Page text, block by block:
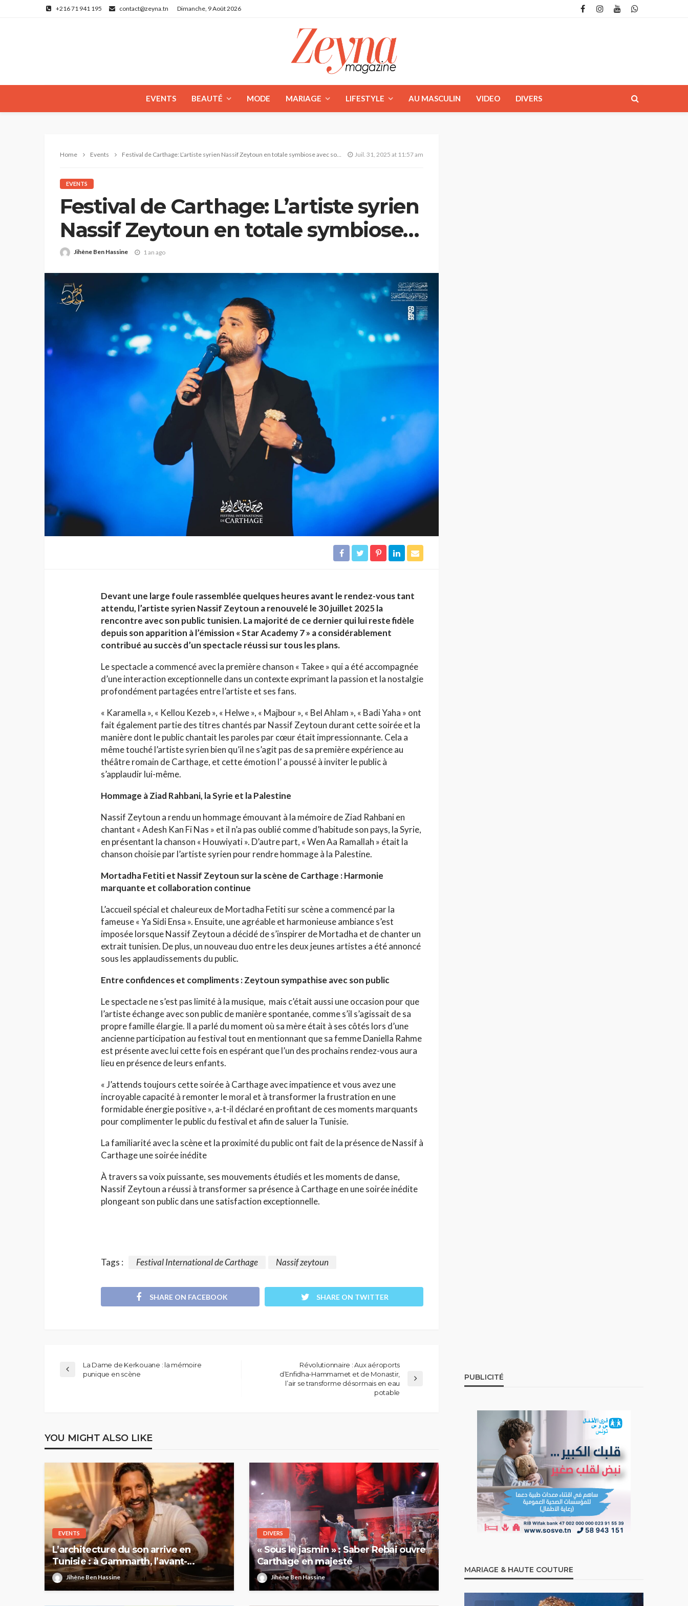
+216 71 941 195 contact@zeyna.tn Dimanche, 9 Août 2026
EVENTS BEAUTÉ MODE MARIAGE LIFESTYLE AU MASCULIN VIDEO DIVERS
Home Events Festival de Carthage: L’artiste syrien Nassif Zeytoun en totale symbiose avec son public Juil. 31, 2025 at 11:57 am
EVENTS
Festival de Carthage: L’artiste syrien
Nassif Zeytoun en totale symbiose
avec son public
Jihène Ben Hassine 1 an ago
Devant une large foule rassemblée quelques heures avant le rendez-vous tant
attendu, l’artiste syrien Nassif Zeytoun a renouvelé le 30 juillet 2025 la
rencontre avec son public tunisien. La majorité de ce dernier qui lui reste fidèle
depuis son apparition à l’émission « Star Academy 7 » a considérablement
contribué au succès d’un spectacle réussi sur tous les plans.
Le spectacle a commencé avec la première chanson « Takee » qui a été accompagnée
d’une interaction exceptionnelle dans un contexte exprimant la passion et la nostalgie
profondément partagées entre l’artiste et ses fans.
« Karamella », « Kellou Kezeb », « Helwe », « Majbour », « Bel Ahlam », « Badi Yaha » ont
fait également partie des titres chantés par Nassif Zeytoun durant cette soirée et la
manière dont le public chantait les paroles par cœur était impressionnante. Cela a
même touché l’artiste syrien bien qu’il ne s’agit pas de sa première expérience au
théâtre romain de Carthage, et cette émotion l’ a poussé à inviter le public à
s’applaudir lui-même.
Hommage à Ziad Rahbani, la Syrie et la Palestine
Nassif Zeytoun a rendu un hommage émouvant à la mémoire de Ziad Rahbani en
chantant « Adesh Kan Fi Nas » et il n’a pas oublié comme d’habitude son pays, la Syrie,
en présentant la chanson « Houwiyati ». D’autre part, « Wen Aa Ramallah » était la
chanson choisie par l’artiste syrien pour rendre hommage à la Palestine.
Mortadha Fetiti et Nassif Zeytoun sur la scène de Carthage : Harmonie
marquante et collaboration continue
L’accueil spécial et chaleureux de Mortadha Fetiti sur scène a commencé par la
fameuse « Ya Sidi Ensa ». Ensuite, une agréable et harmonieuse ambiance s’est
imposée lorsque Nassif Zeytoun a décidé de s’inspirer de Mortadha et de chanter un
extrait tunisien. De plus, un nouveau duo entre les deux jeunes artistes a été annoncé
sous les applaudissements du public.
Entre confidences et compliments : Zeytoun sympathise avec son public
Le spectacle ne s’est pas limité à la musique, mais c’était aussi une occasion pour que
l’artiste échange avec son public de manière spontanée, comme s’il s’agissait de sa
propre famille élargie. Il a parlé du moment où sa mère était à ses côtés lors d’une
ancienne participation au festival tout en mentionnant que sa femme Daniella Rahme
est présente avec lui cette fois en espérant que l’un des prochains rendez-vous aura
lieu en présence de leurs enfants.
« J’attends toujours cette soirée à Carthage avec impatience et vous avez une
incroyable capacité à remonter le moral et à transformer la frustration en une
formidable énergie positive », a-t-il déclaré en profitant de ces moments marquants
pour complimenter le public du festival et afin de saluer la Tunisie.
La familiarité avec la scène et la proximité du public ont fait de la présence de Nassif à
Carthage une soirée inédite
À travers sa voix puissante, ses mouvements étudiés et les moments de danse,
Nassif Zeytoun a réussi à transformer sa présence à Carthage en une soirée inédite
plongeant son public dans une satisfaction exceptionnelle.
Tags : Festival International de Carthage Nassif zeytoun
SHARE ON FACEBOOK SHARE ON TWITTER
La Dame de Kerkouane : la mémoire
punique en scène
Révolutionnaire : Aux aéroports
d’Enfidha-Hammamet et de Monastir,
l’air se transforme désormais en eau
potable
YOU MIGHT ALSO LIKE
EVENTS
L’architecture du son arrive en
Tunisie : à Gammarth, l’avant-
première mondiale de « Elévation », le
nouvel album de DJ Rabor
Jihène Ben Hassine
DIVERS
« Sous le jasmin » : Saber Rebai ouvre
Carthage en majesté
Jihène Ben Hassine
PUBLICITÉ
MARIAGE & HAUTE COUTURE